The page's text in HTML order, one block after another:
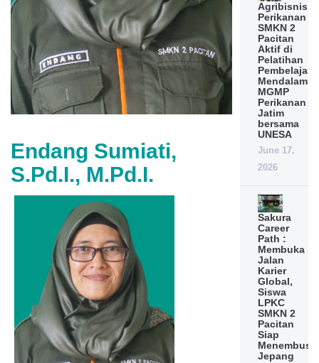
Endang Sumiati,
S.Pd.I., M.Pd.I.
Agribisnis
Perikanan
SMKN 2
Pacitan
Aktif di
Pelatihan
Mendalam
MGMP
Perikanan
Jatim
bersama
UNESA
June 17,
2026
Sakura
Career
Path :
Membuka
Jalan
Karier
Global,
Siswa
LPKC
SMKN 2
Pacitan
Siap
Menembus
Jepang